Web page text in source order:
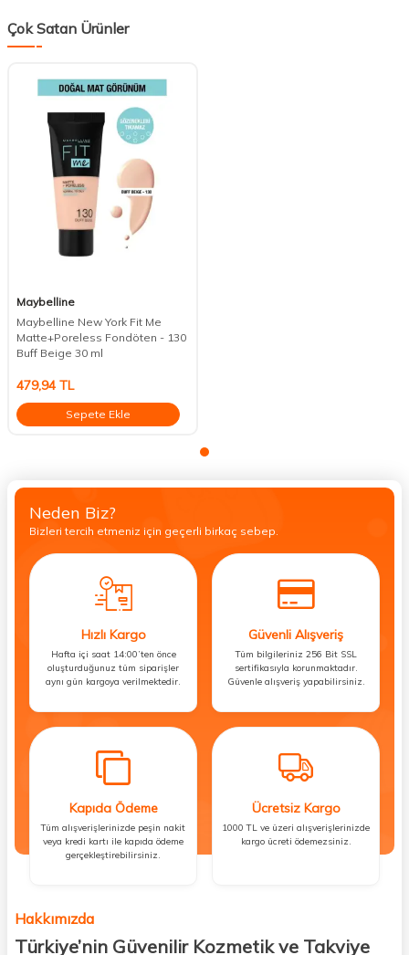
Çok Satan Ürünler
Maybelline
Maybelline New York Fit Me
Matte+Poreless Fondöten - 130
Buff Beige 30 ml
479,94 TL
Sepete Ekle
Neden Biz?
Bizleri tercih etmeniz için geçerli birkaç sebep.
Hızlı Kargo
Hafta içi saat 14:00’ten önce
oluşturduğunuz tüm siparişler
aynı gün kargoya verilmektedir.
Güvenli Alışveriş
Tüm bilgileriniz 256 Bit SSL
sertifikasıyla korunmaktadır.
Güvenle alışveriş yapabilirsiniz.
Kapıda Ödeme
Tüm alışverişlerinizde peşin nakit
veya kredi kartı ile kapıda ödeme
gerçekleştirebilirsiniz.
Ücretsiz Kargo
1000 TL ve üzeri alışverişlerinizde
kargo ücreti ödemezsiniz.
Hakkımızda
Türkiye’nin Güvenilir Kozmetik ve Takviye